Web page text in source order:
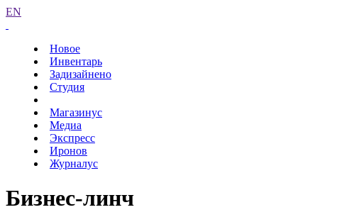
EN
Новое
Инвентарь
Задизайнено
Студия
Магазинус
Медиа
Экспресс
Иронов
Журналус
Бизнес-линч